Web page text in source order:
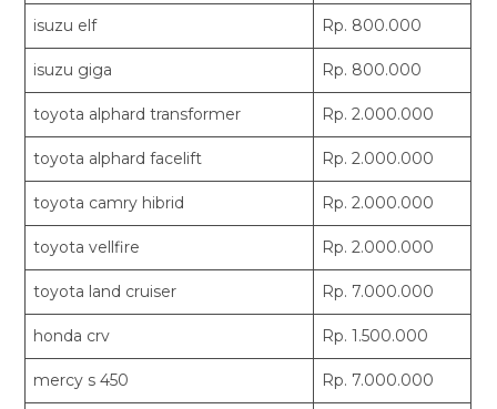
isuzu elf Rp. 800.000
isuzu giga Rp. 800.000
toyota alphard transformer Rp. 2.000.000
toyota alphard facelift Rp. 2.000.000
toyota camry hibrid Rp. 2.000.000
toyota vellfire Rp. 2.000.000
toyota land cruiser Rp. 7.000.000
honda crv Rp. 1.500.000
mercy s 450 Rp. 7.000.000